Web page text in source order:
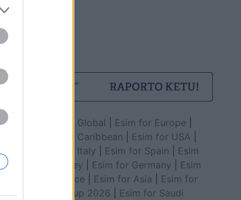
Esim for Global Esim for Europe
Esim for Caribbean
Esim for USA
Esim for Italy
Esim for Spain
Esim
for Turkey
Esim for Germany
Esim
for Greece
Esim for Asia
Esim for
World Cup 2026
Esim for Saudi